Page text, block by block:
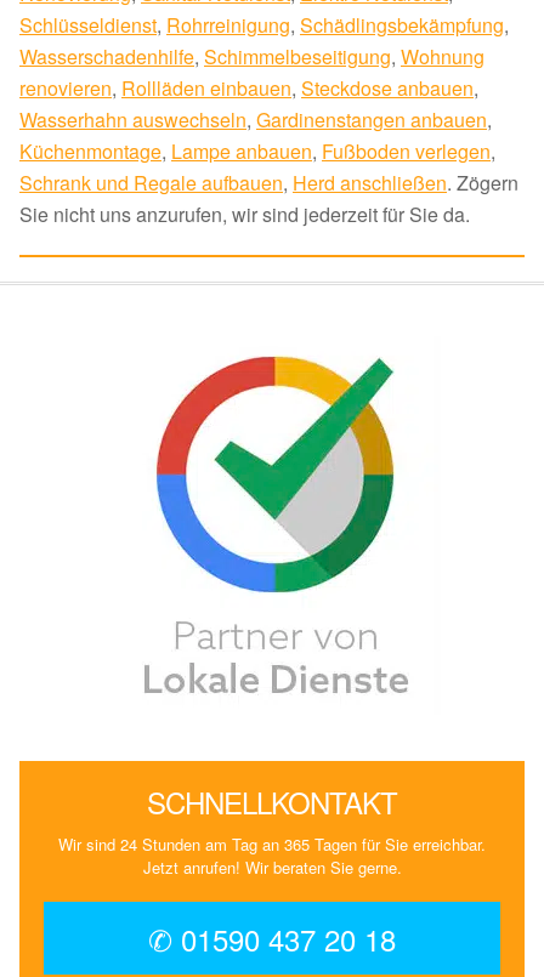
Schlüsseldienst, Rohrreinigung, Schädlingsbekämpfung,
Wasserschadenhilfe, Schimmelbeseitigung, Wohnung
renovieren, Rollläden einbauen, Steckdose anbauen,
Wasserhahn auswechseln, Gardinenstangen anbauen,
Küchenmontage, Lampe anbauen, Fußboden verlegen,
Schrank und Regale aufbauen, Herd anschließen. Zögern
Sie nicht uns anzurufen, wir sind jederzeit für Sie da.
SCHNELLKONTAKT
Wir sind 24 Stunden am Tag an 365 Tagen für Sie erreichbar.
Jetzt anrufen! Wir beraten Sie gerne.
✆ 01590 437 20 18